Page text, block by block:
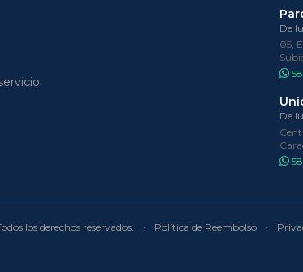
De
05,
De
los derechos reservados. · Política de Reembolso ·